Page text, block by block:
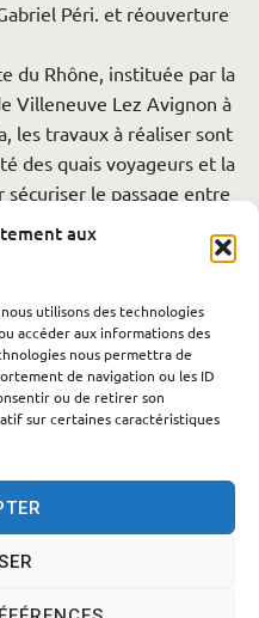
aux
utilisons des technologies
accéder aux informations des
nous permettra de
de navigation ou les ID
ou de retirer son
sur certaines caractéristiques
Péri. et réouverture
du Rhône, instituée par la
Villeneuve Lez Avignon à
les travaux à réaliser sont
des quais voyageurs et la
le passage entre
Lez Avignon a pour
vélo),la création de
et
de parking 2 roues et la
un permis de construire)